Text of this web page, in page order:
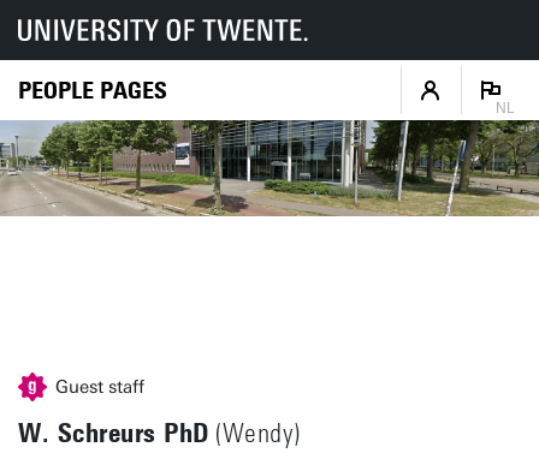
PEOPLE PAGES
NL
Guest staff
W. Schreurs PhD (Wendy)